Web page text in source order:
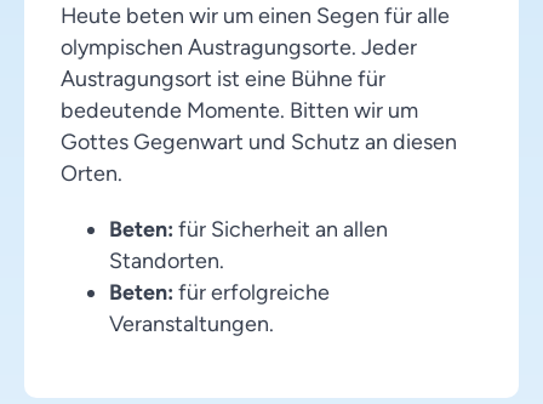
Heute beten wir um einen Segen für alle
olympischen Austragungsorte. Jeder
Austragungsort ist eine Bühne für
bedeutende Momente. Bitten wir um
Gottes Gegenwart und Schutz an diesen
Orten.
Beten: für Sicherheit an allen
Standorten.
Beten: für erfolgreiche
Veranstaltungen.